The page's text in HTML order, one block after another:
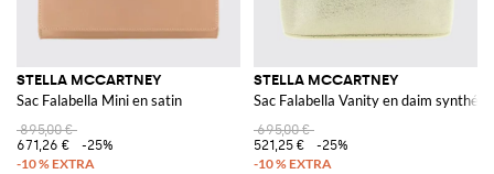
STELLA MCCARTNEY
Sac Falabella Mini en satin
895,00 €
671,26 €
-25%
STELLA MCCARTNEY
Sac Falabella Vanity en daim
695,00 €
521,25 €
-25%